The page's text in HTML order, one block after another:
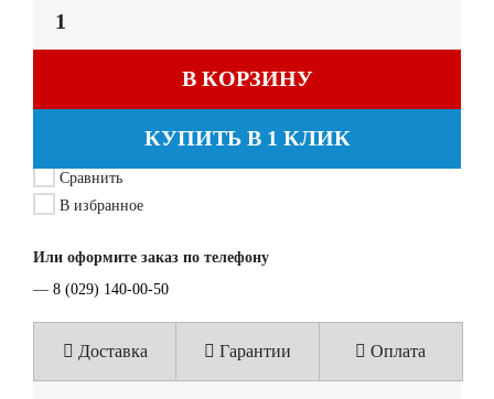
В КОРЗИНУ
КУПИТЬ В 1 КЛИК
Сравнить
В избранное
Или оформите заказ по телефону
— 8 (029) 140-00-50
Доставка Гарантии Оплата